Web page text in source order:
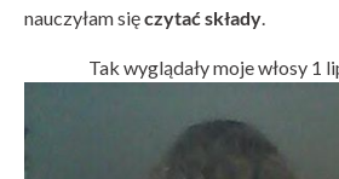
nauczyłam sięczytać składy
Tak wyglądały moje włosy 1